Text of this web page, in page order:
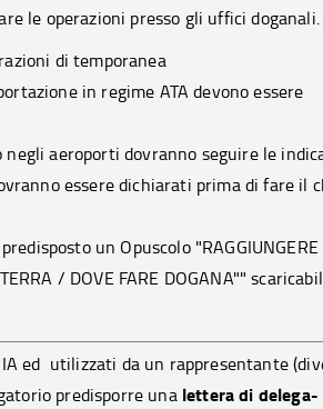
le operazioni presso gli uffici doganali.
di temporanea
in regime ATA devono essere
aeroporti dovranno seguire le
essere dichiarati prima di fare il
un Opuscolo "RAGGIUNGERE
/ DOVE FARE DOGANA""
ed utilizzati da un rappresentante
predisporre una lettera di delega-